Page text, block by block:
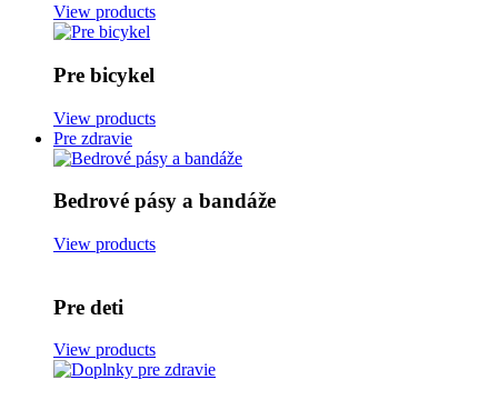
View products
Pre bicykel
View products
Pre zdravie
Bedrové pásy a bandáže
View products
Pre deti
View products